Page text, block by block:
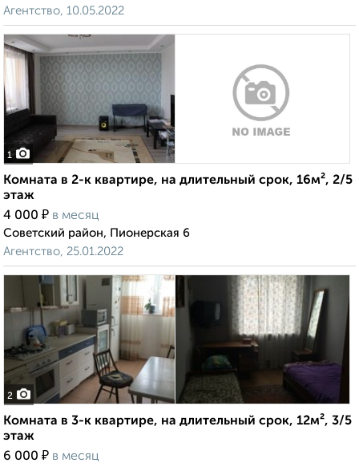
Агентство, 10.05.2022
1
Комната в 2-к квартире, на длительный срок, 16м², 2/5
этаж
4 000 ₽ в месяц
Советский район, Пионерская 6
Агентство, 25.01.2022
2
Комната в 3-к квартире, на длительный срок, 12м², 3/5
этаж
6 000 ₽ в месяц